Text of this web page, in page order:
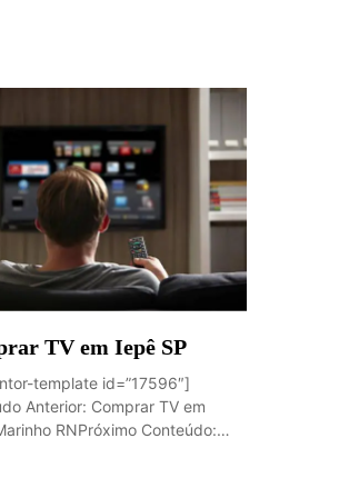
TV em Iepê SP
template id=”17596″]
Anterior: Comprar TV em
RNPróximo Conteúdo: